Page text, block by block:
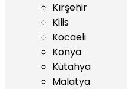
Kırşehir
Kilis
Kocaeli
Konya
Kütahya
Malatya